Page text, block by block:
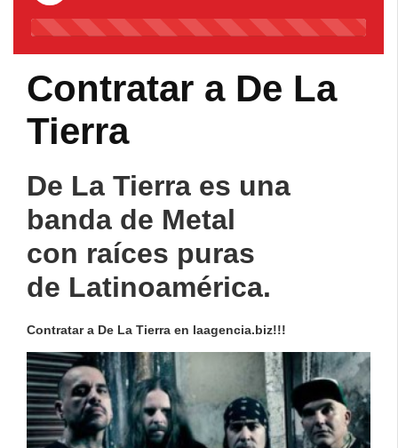
45%
Contratar a De La
Tierra
De La Tierra es una
banda de Metal
con raíces puras
de Latinoamérica.
Contratar a De La Tierra en laagencia.biz!!!